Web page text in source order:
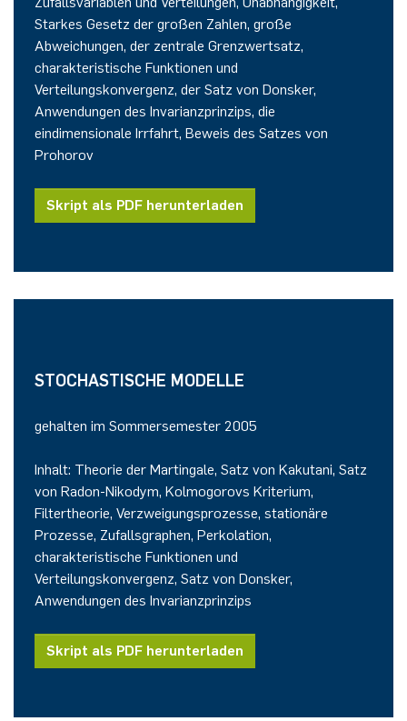
Starkes Gesetz der großen Zahlen, große
Abweichungen, der zentrale Grenzwertsatz,
charakteristische Funktionen und
Verteilungskonvergenz, der Satz von Donsker,
Anwendungen des Invarianzprinzips, die
eindimensionale Irrfahrt, Beweis des Satzes von
Prohorov
Skript als PDF herunterladen
STOCHASTISCHE MODELLE
gehalten im Sommersemester 2005
Inhalt: Theorie der Martingale, Satz von Kakutani, Satz
von Radon-Nikodym, Kolmogorovs Kriterium,
Filtertheorie, Verzweigungsprozesse, stationäre
Prozesse, Zufallsgraphen, Perkolation,
charakteristische Funktionen und
Verteilungskonvergenz, Satz von Donsker,
Anwendungen des Invarianzprinzips
Skript als PDF herunterladen